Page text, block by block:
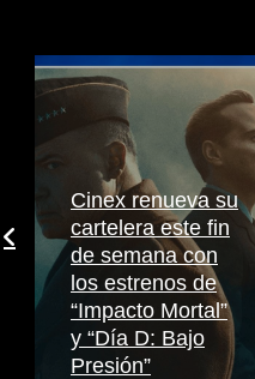
Cinex renueva su
cartelera este fin
de semana con
los estrenos de
“Impacto Mortal”
y “Día D: Bajo
Presión”